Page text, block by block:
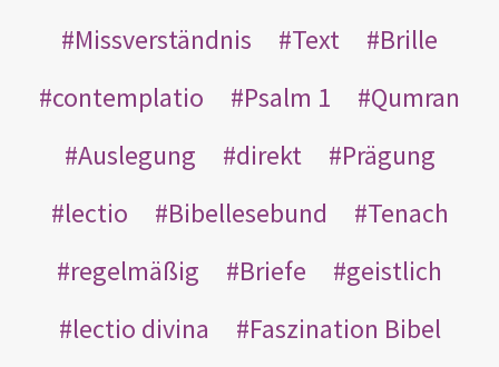
Missverständnis
Text
Brille
contemplatio
Psalm 1
Qumran
Auslegung
direkt
Prägung
lectio
Bibellesebund
Tenach
regelmäßig
Briefe
geistlich
lectio divina
Faszination Bibel